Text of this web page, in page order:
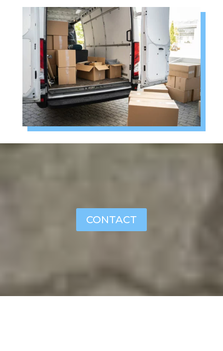
CONTACT